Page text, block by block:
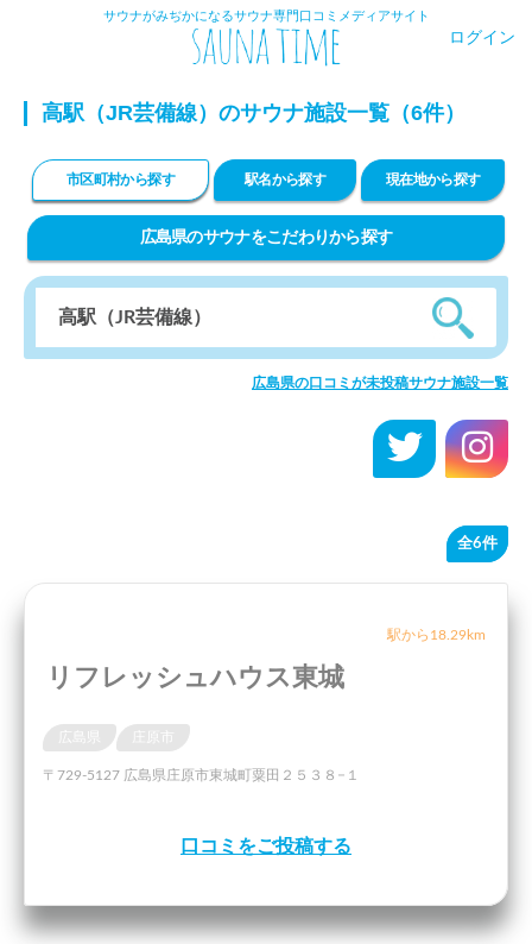
サウナがみぢかになるサウナ専門口コミメディアサイト
ログイン
高駅（JR芸備線）のサウナ施設一覧（6件）
市区町村から探す 駅名から探す 現在地から探す
広島県のサウナをこだわりから探す
広島県の口コミが未投稿サウナ施設一覧
全6件
駅から18.29km
リフレッシュハウス東城
広島県
〒729-5127 広島県庄原市東城町粟田２５３８−１
口コミをご投稿する